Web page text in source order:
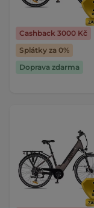
Cashback 3000 Kč
Splátky za 0%
Doprava zdarma